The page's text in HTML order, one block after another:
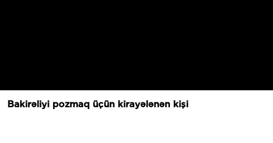
Bakirəliyi pozmaq üçün kirayələnən kişi